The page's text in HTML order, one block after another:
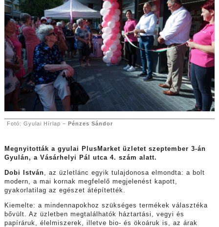
Fotó: Gyulai Hírlap – Pénzes Sándor
Megnyitották a gyulai PlusMarket üzletet szeptember 3-án
Gyulán, a Vásárhelyi Pál utca 4. szám alatt.
Dobi István, az üzletlánc egyik tulajdonosa elmondta: a bolt
modern, a mai kornak megfelelő megjelenést kapott,
gyakorlatilag az egészet átépítették.
Kiemelte: a mindennapokhoz szükséges termékek választéka
bővült. Az üzletben megtalálhatók háztartási, vegyi és
papíráruk, élelmiszerek, illetve bio- és ökoáruk is, az árak